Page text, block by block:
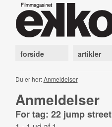
forside artikler
Du er her:Anmeldelser
Anmeldelser
For tag: 22 jump street